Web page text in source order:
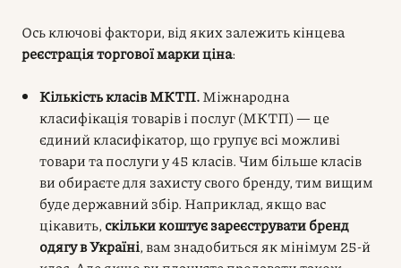
Ось ключові фактори, від яких залежить кінцева
реєстрація торгової марки ціна:
Кількість класів МКТП.Міжнародна
класифікація товарів і послуг (МКТП) — це
єдиний класифікатор, що групує всі можливі
товари та послуги у 45 класів. Чим більше класів
ви обираєте для захисту свого бренду, тим вищим
буде державний збір. Наприклад, якщо вас
цікавить, скільки коштує зареєструвати бренд
одягу в Україні, вам знадобиться як мінімум 25-й